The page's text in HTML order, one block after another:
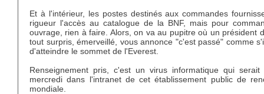
Et à l'intérieur, les postes destinés aux commandes
rigueur l'accès au catalogue de la BNF, mais pour
ouvrage, rien à faire. Alors, on va au pupitre où un président
tout surpris, émerveillé, vous annonce "c'est passé" comme
d'atteindre le sommet de l'Everest.
Renseignement pris, c'est un virus informatique qui serait
mercredi dans l'intranet de cet établissement public de
mondiale.